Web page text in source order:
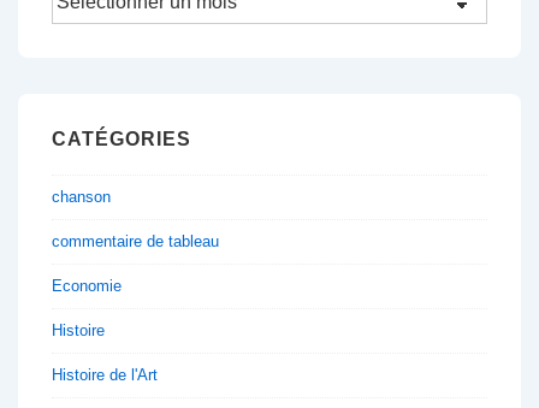
CATÉGORIES
chanson
commentaire de tableau
Economie
Histoire
Histoire de l'Art